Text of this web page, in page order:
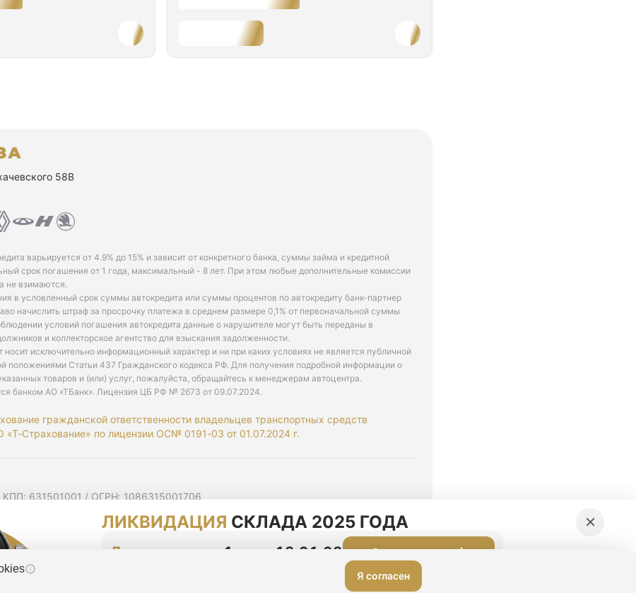
58В
варьируется от 4.9% до 15% и зависит от конкретного банка, суммы займа и кредитной
срок погашения от 1 года, максимальный - 8 лет. При этом любые дополнительные комиссии
не взимаются.
в условленный срок суммы автокредита или суммы процентов по автокредиту банк-партнер
начислить штраф за просрочку платежа в среднем размере 0,1% от первоначальной суммы
условий погашения автокредита данные о нарушителе могут быть переданы в
и коллекторское агентство для взыскания задолженности.
исключительно информационный характер и ни при каких условиях не является публичной
положениями Статьи 437 Гражданского кодекса РФ. Для получения подробной информации о
товаров и (или) услуг, пожалуйста, обращайтесь к менеджерам автоцентра.
банком АО «ТБанк».Лицензия ЦБ РФ № 2673 от 09.07.2024.
гражданской ответственности владельцев транспортных средств
«Т-Страхование» по лицензии ОС№ 0191-03 от 01.07.2024 г.
631501001 / ОГРН: 1086315001706
рассылку
Я согласен
ЛИКВИДАЦИЯ СКЛАДА 2025 ГОДА
До конца акции 1 день 13:01:02 Оставить заявку
×